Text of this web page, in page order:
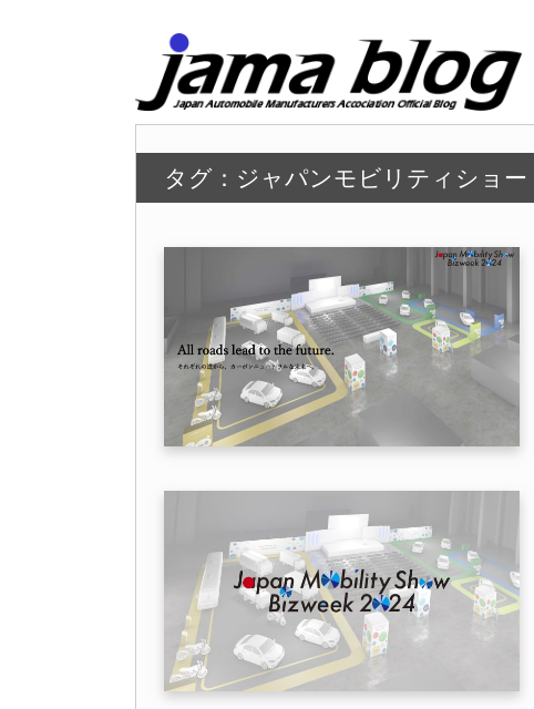
タグ：ジャパンモビリティショー